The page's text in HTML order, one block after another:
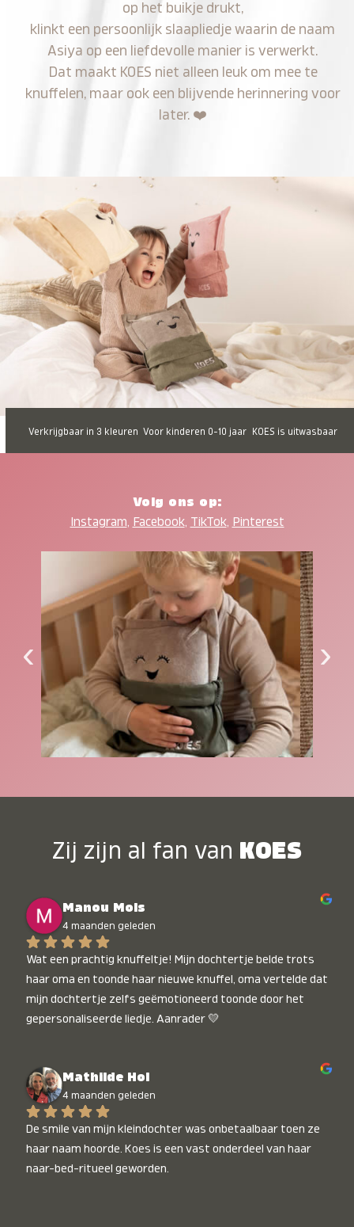
op het buikje drukt,
klinkt een persoonlijk slaapliedje waarin de naam
Asiya op een liefdevolle manier is verwerkt.
Dat maakt KOES niet alleen leuk om mee te
knuffelen, maar ook een blijvende herinnering voor
later. ❤️
Verkrijgbaar in 3 kleuren Voor kinderen 0-10 jaar KOES is uitwasbaar
Volg ons op:
Instagram, Facebook, TikTok, Pinterest
‹ ›
Zij zijn al fan van KOES
Manou Mols
4 maanden geleden
Wat een prachtig knuffeltje! Mijn dochtertje belde trots
haar oma en toonde haar nieuwe knuffel, oma vertelde dat
mijn dochtertje zelfs geëmotioneerd toonde door het
gepersonaliseerde liedje. Aanrader 💛
Mathilde Hol
4 maanden geleden
De smile van mijn kleindochter was onbetaalbaar toen ze
haar naam hoorde. Koes is een vast onderdeel van haar
naar-bed-ritueel geworden.